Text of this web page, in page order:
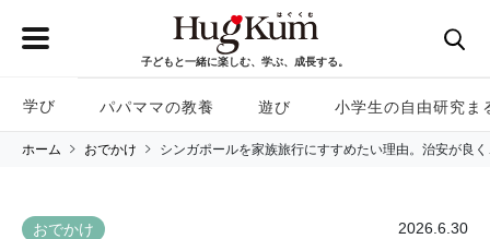
子どもと一緒に楽しむ、学ぶ、成長する。
学び パパママの教養 遊び 小学生の自由研究ま
ホーム おでかけ シンガポールを家族旅行にすすめたい理由。治安が良
おでかけ 2026.6.30